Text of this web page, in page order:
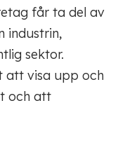
får ta del av
industrin,
sektor.
att visa upp och
och att